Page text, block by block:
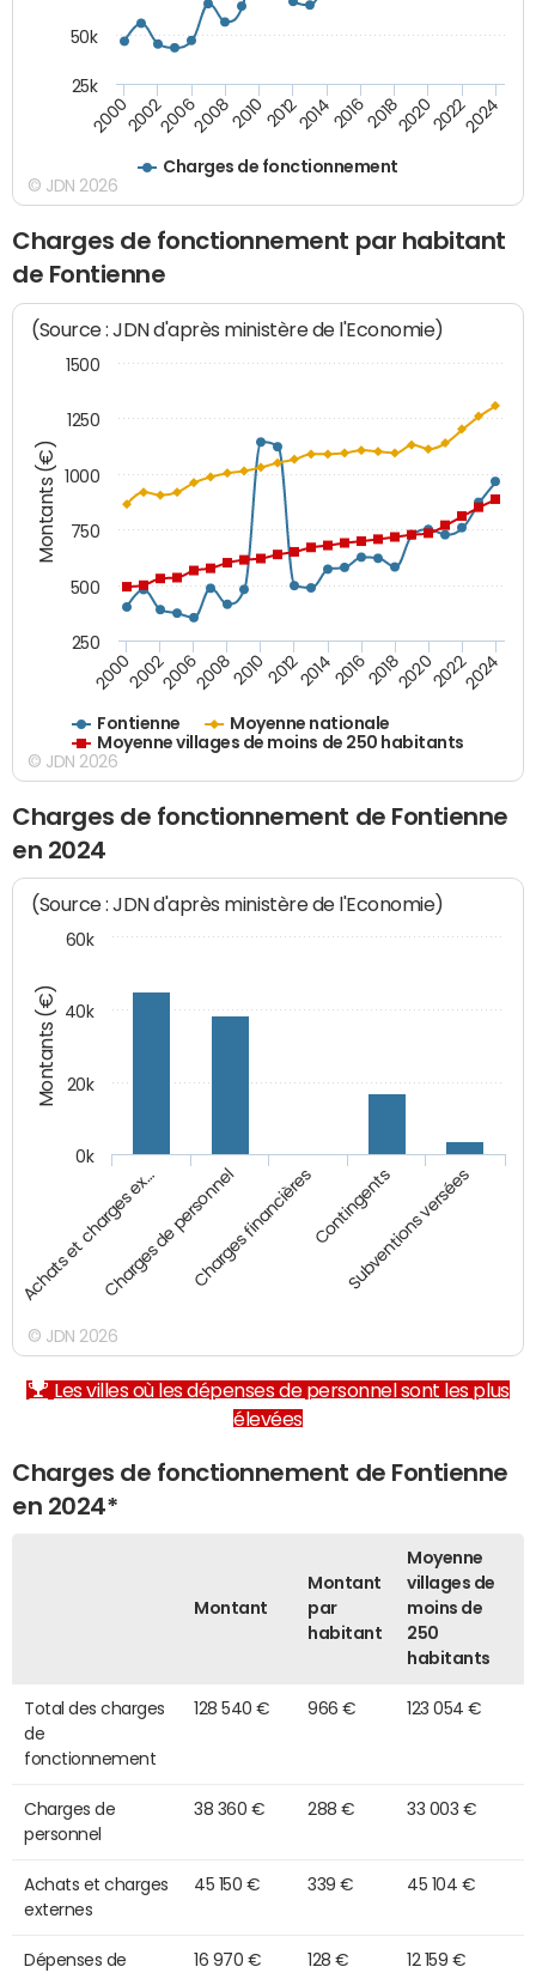
Charges de fonctionnement
200020022006200820102012201420162018202020222024
25k
50k
© JDN 2026
Charges de fonctionnement par habitant
de Fontienne
Montants (€)
(Source : JDN d'après ministère de l'Economie)
Fontienne
Moyenne nationale
Moyenne villages de moins de 250 habitants
200020022006200820102012201420162018202020222024
250
500
750
1000
1250
1500
© JDN 2026
Charges de fonctionnement de Fontienne
en 2024
Montants (€)
(Source : JDN d'après ministère de l'Economie)
Achats et charges ex…Charges de personnelCharges financièresContingents
Subventions versées
0k
20k
40k
60k
© JDN 2026
Les villes où les dépenses de personnel sont les plus
élevées
Charges de fonctionnement de Fontienne
en 2024*
Montant
Montant
par
habitant
Moyenne
villages de
moins de
250
habitants
Total des charges
de
fonctionnement
128 540 € 966 € 123 054 €
Charges de
personnel
38 360 € 288 € 33 003 €
Achats et charges
externes
45 150 € 339 € 45 104 €
Dépenses de 16 970 € 128 € 12 159 €